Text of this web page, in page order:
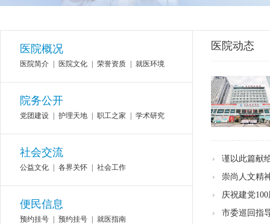
医院概况
医院简介 医院文化 荣誉资质 就医环境
院务公开
党团建设 护理天地 职工之家 学术研究
社会交流
公益文化 各界关怀 社会工作
便民信息
预约挂号 预约挂号 就医指南
医院动态
谨以此篇献
崇尚人文精
庆祝建党
市委巡回指